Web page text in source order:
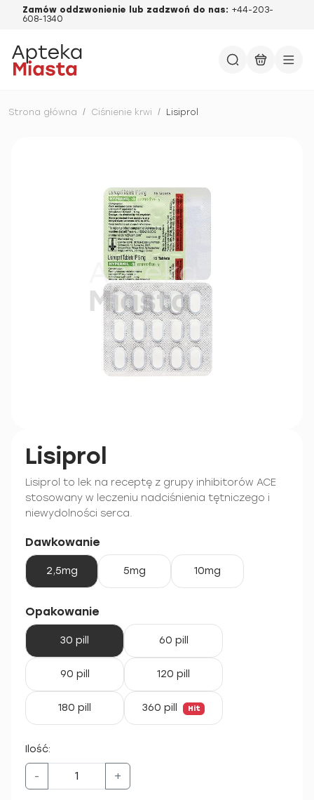
Zamów oddzwonienie lub zadzwoń do nas: +44-203-
608-1340
Strona główna / Ciśnienie krwi / Lisiprol
Lisiprol
Lisiprol to lek na receptę z grupy inhibitorów ACE
stosowany w leczeniu nadciśnienia tętniczego i
niewydolności serca.
Dawkowanie
2,5mg 5mg 10mg
Opakowanie
30 pill 60 pill
90 pill 120 pill
180 pill 360 pill Hit
Ilość:
- +